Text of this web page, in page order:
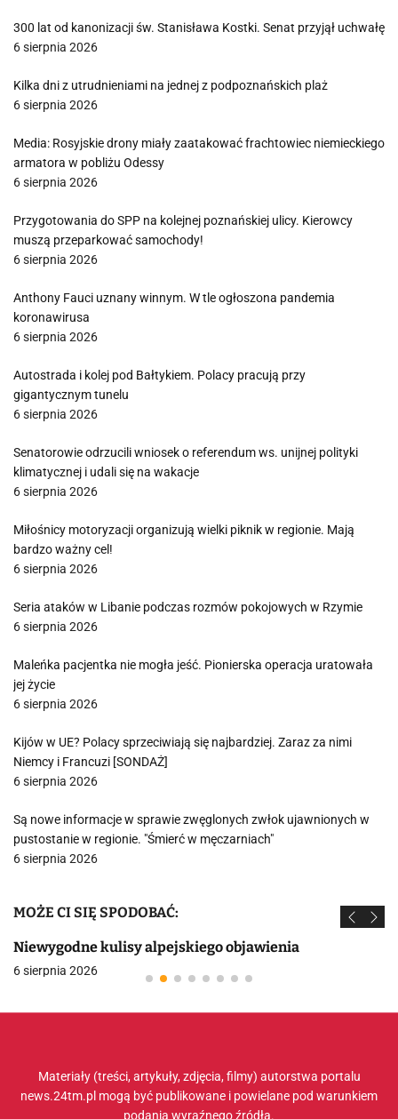
300 lat od kanonizacji św. Stanisława Kostki. Senat przyjął uchwałę
6 sierpnia 2026
Kilka dni z utrudnieniami na jednej z podpoznańskich plaż
6 sierpnia 2026
Media: Rosyjskie drony miały zaatakować frachtowiec niemieckiego
armatora w pobliżu Odessy
6 sierpnia 2026
Przygotowania do SPP na kolejnej poznańskiej ulicy. Kierowcy
muszą przeparkować samochody!
6 sierpnia 2026
Anthony Fauci uznany winnym. W tle ogłoszona pandemia
koronawirusa
6 sierpnia 2026
Autostrada i kolej pod Bałtykiem. Polacy pracują przy
gigantycznym tunelu
6 sierpnia 2026
Senatorowie odrzucili wniosek o referendum ws. unijnej polityki
klimatycznej i udali się na wakacje
6 sierpnia 2026
Miłośnicy motoryzacji organizują wielki piknik w regionie. Mają
bardzo ważny cel!
6 sierpnia 2026
Seria ataków w Libanie podczas rozmów pokojowych w Rzymie
6 sierpnia 2026
Maleńka pacjentka nie mogła jeść. Pionierska operacja uratowała
jej życie
6 sierpnia 2026
Kijów w UE? Polacy sprzeciwiają się najbardziej. Zaraz za nimi
Niemcy i Francuzi [SONDAŻ]
6 sierpnia 2026
Są nowe informacje w sprawie zwęglonych zwłok ujawnionych w
pustostanie w regionie. "Śmierć w męczarniach"
6 sierpnia 2026
MOŻE CI SIĘ SPODOBAĆ:
Niewygodne kulisy alpejskiego objawienia
6 sierpnia 2026
Materiały (treści, artykuły, zdjęcia, filmy) autorstwa portalu
news.24tm.pl mogą być publikowane i powielane pod warunkiem
podania wyraźnego źródła.